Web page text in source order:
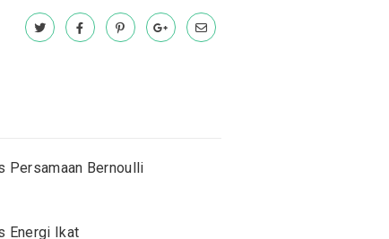
Persamaan Bernoulli
Energi Ikat